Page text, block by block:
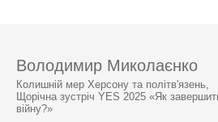
Володимир Миколаєнко
Колишній мер Херсону та політв'язень,
Щорічна зустріч YES 2025 «Як
війну?»